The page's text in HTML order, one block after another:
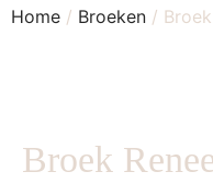
Home / Broeken /
Broek